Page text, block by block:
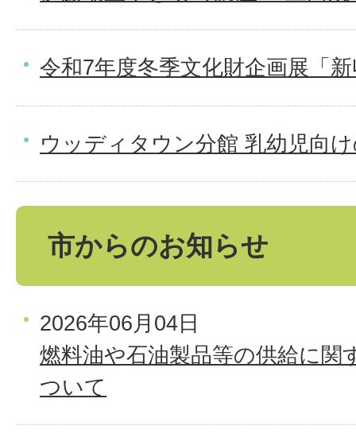
令和7年度冬季文化財企画展「
ウッディタウン分館 乳幼児向
市からのお知らせ
2026年06月04日
燃料油や石油製品等の供給に関
ついて